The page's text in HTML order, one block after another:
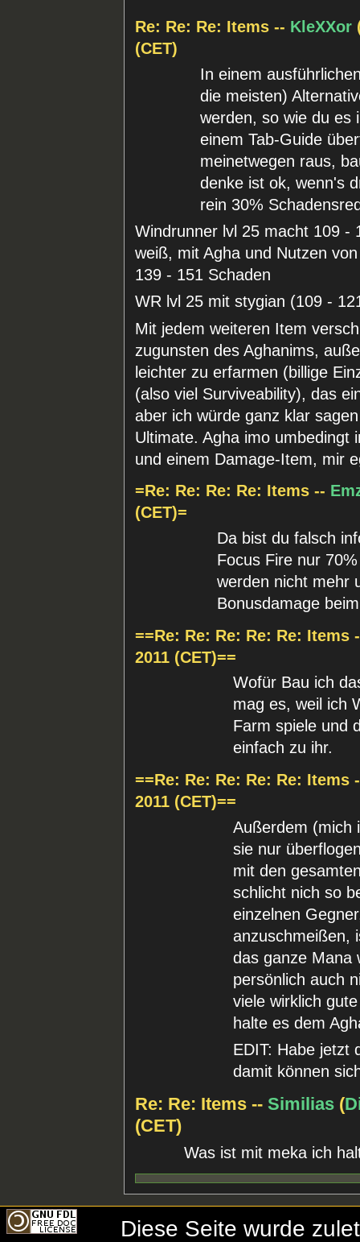
Re: Re: Re: Items -- KleXXor
(CET)
In einem
die meisten)
werden, so wie du es
einem Tab-Guide
meinetwegen raus,
denke ist ok, wenn's
rein 30%
Windrunner lvl 25 macht 109 -
weiß, mit Agha und Nutzen
139 - 151 Schaden
WR lvl 25 mit stygian (109 -
Mit jedem weiteren Item
zugunsten des Aghanims,
leichter zu erfarmen (billige
(also viel Surviveability), das
aber ich würde ganz klar
Ultimate. Agha imo umbedingt
und einem Damage-Item, mir
=Re: Re: Re: Re: Items --
(CET)=
Da bist du falsch
Focus Fire nur
werden nicht mehr
Bonusdamage
==Re: Re: Re: Re: Re: Items
2011 (CET)==
Wofür Bau ich
mag es, weil ich
Farm spiele und
einfach zu ihr.
==Re: Re: Re: Re: Re: Items
2011 (CET)==
Außerdem (mich
sie nur
mit den
schlicht nich so
einzelnen
anzuschmeißen,
das ganze Mana
persönlich auch
viele wirklich
halte es dem
EDIT: Habe jetzt
damit können
Re: Re: Items --Similias (
(CET)
Was ist mit meka ich
Diese Seite wurde